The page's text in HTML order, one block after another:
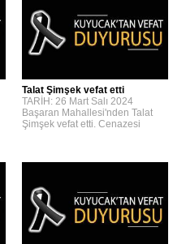
Talat Şimşek vefat etti
TARİH: 26 Mart Salı 2024
Başaran Mahallesi'nden Talat
Şimşek vefat etti. Cenazesi